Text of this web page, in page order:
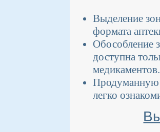
Выделение
формата
Обособление
доступна
медикаментов.
Продуманную
легко